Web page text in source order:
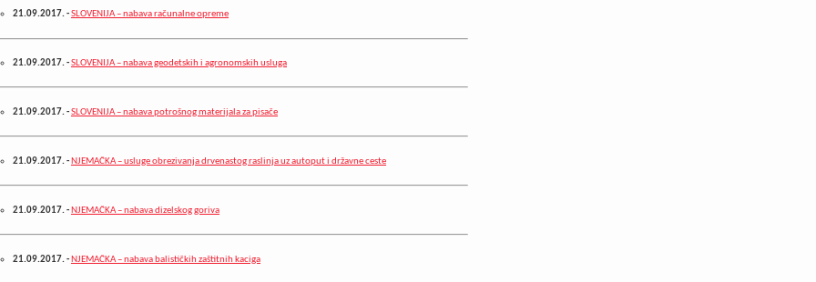
21.09.2017.-SLOVENIJA – nabava računalne opreme
21.09.2017.-SLOVENIJA – nabava geodetskih i agronomskih usluga
21.09.2017.-SLOVENIJA – nabava potrošnog materijala za pisače
21.09.2017.- NJEMAČKA – usluge obrezivanja drvenastog raslinja uz autoput i državne ceste
21.09.2017.- NJEMAČKA – nabava dizelskog goriva
21.09.2017.- NJEMAČKA – nabava balističkih zaštitnih kaciga